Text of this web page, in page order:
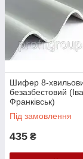
Шифер 8-
безазбестовий
Франківськ)
Під замовлення
435 ₴